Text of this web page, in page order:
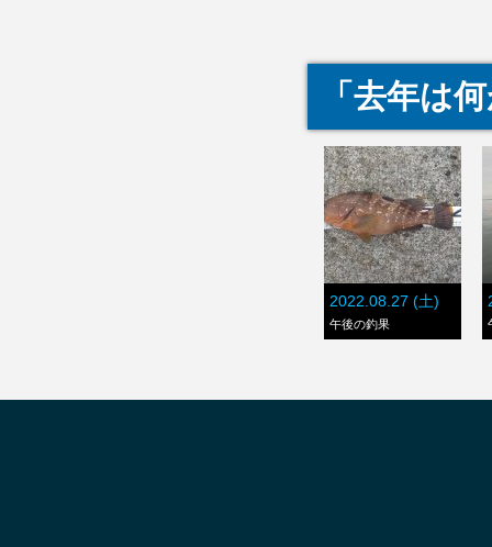
「去年は
2022.08.27 (土)
午後の釣果